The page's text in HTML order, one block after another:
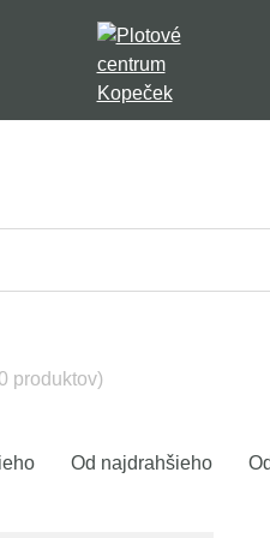
produktov)
Od najdrahšieho